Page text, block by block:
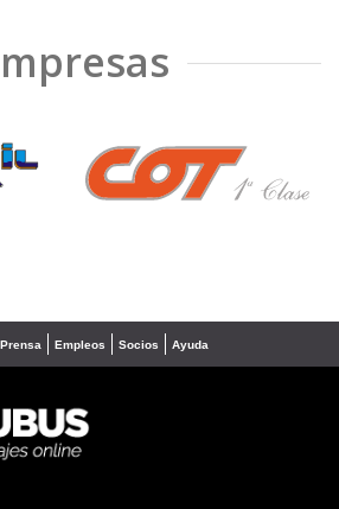
❯
Prensa Empleos Socios Ayuda